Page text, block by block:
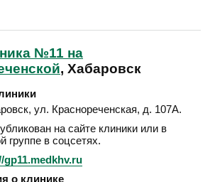
№11 на
, Хабаровск
, ул. Краснореченская, д. 107А.
на сайте клиники или в
группе в соцсетях.
gp11.medkhv.ru
о клинике